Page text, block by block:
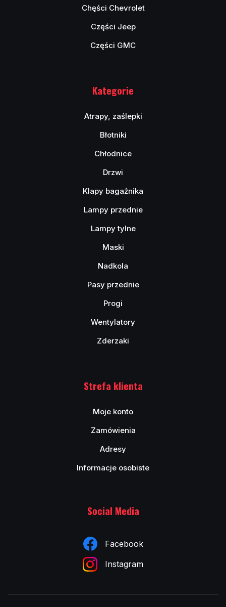
Chęści Chevrolet
Części Jeep
Części GMC
Kategorie
Atrapy, zaślepki
Błotniki
Chłodnice
Drzwi
Klapy bagażnika
Lampy przednie
Lampy tylne
Maski
Nadkola
Pasy przednie
Progi
Wentylatory
Zderzaki
Strefa klienta
Moje konto
Zamówienia
Adresy
Informacje osobiste
Social Media
Facebook
Instagram